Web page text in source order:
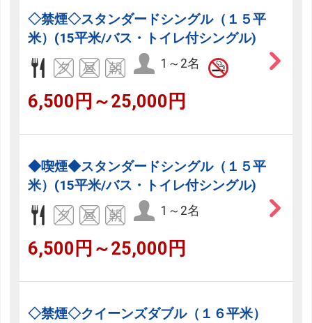
◇禁煙◇スタンダードシングル（１５平
米）(15平米/バス・トイレ付シングル)
1～2名
6,500円～25,000円
◆喫煙◆スタンダードシングル（１５平
米）(15平米/バス・トイレ付シングル)
1～2名
6,500円～25,000円
◇禁煙◇クイーンズダブル（１６平米）